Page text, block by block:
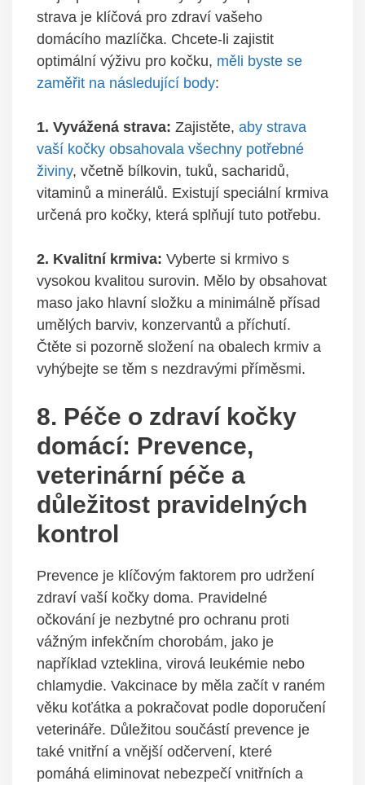
strava je klíčová pro zdraví vašeho
domácího mazlíčka. Chcete-li zajistit
optimální výživu pro kočku, měli byste se
zaměřit na následující body:
1. Vyvážená strava: Zajistěte, aby strava
vaší kočky obsahovala všechny potřebné
živiny, včetně bílkovin, tuků, sacharidů,
vitaminů a minerálů. Existují speciální krmiva
určená pro kočky, která splňují tuto potřebu.
2. Kvalitní krmiva: Vyberte si krmivo s
vysokou kvalitou surovin. Mělo by obsahovat
maso jako hlavní složku a minimálně přísad
umělých barviv, konzervantů a příchutí.
Čtěte si pozorně složení na obalech krmiv a
vyhýbejte se těm s nezdravými příměsmi.
8. Péče o zdraví kočky
domácí: Prevence,
veterinární péče a
důležitost pravidelných
kontrol
Prevence je klíčovým faktorem pro udržení
zdraví vaší kočky doma. Pravidelné
očkování je nezbytné pro ochranu proti
vážným infekčním chorobám, jako je
například vzteklina, virová leukémie nebo
chlamydie. Vakcinace by měla začít v raném
věku koťátka a pokračovat podle doporučení
veterináře. Důležitou součástí prevence je
také vnitřní a vnější odčervení, které
pomáhá eliminovat nebezpečí vnitřních a